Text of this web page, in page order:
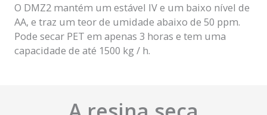
O DMZ2 mantém um estável IV e um baixo nível de
AA, e traz um teor de umidade abaixo de 50 ppm.
Pode secar PET em apenas 3 horas e tem uma
capacidade de até 1500 kg / h.